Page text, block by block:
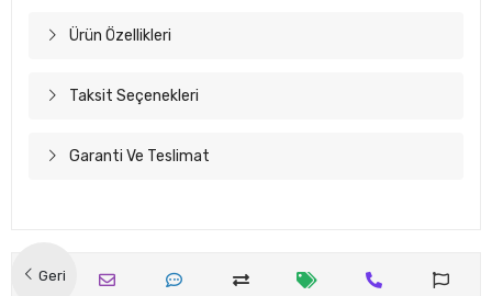
Geri
Ürün Özellikleri
Taksit Seçenekleri
Garanti Ve Teslimat